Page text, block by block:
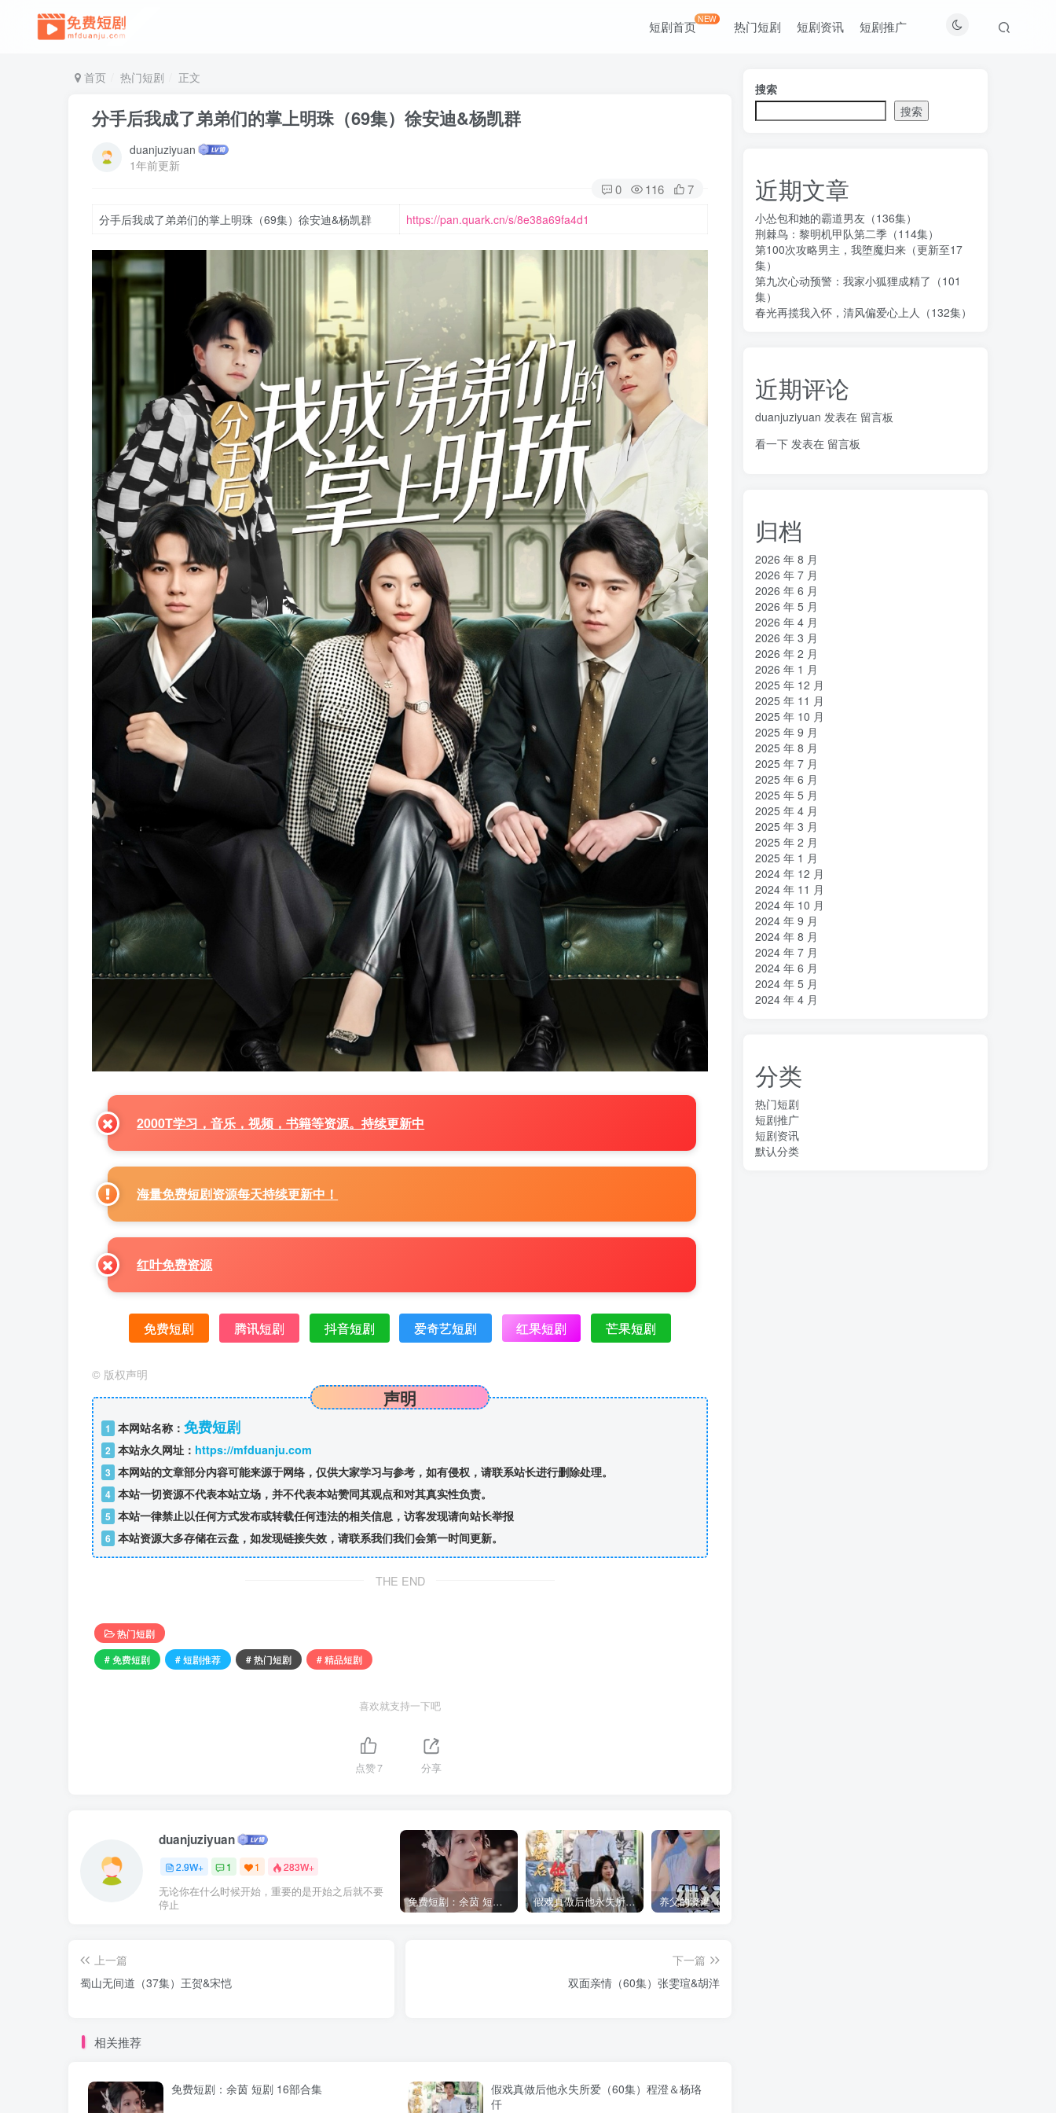
短剧首页NEW 热门短剧 短剧资讯 短剧推广
首页 热门短剧 正文
分手后我成了弟弟们的掌上明珠（69集）徐安迪&杨凯群
duanjuziyuan
1年前更新
0 116 7
分手后我成了弟弟们的掌上明珠（69集）徐安迪&杨凯群 https://pan.quark.cn/s/8e38a69fa4d1
2000T学习，音乐，视频，书籍等资源。持续更新中
海量免费短剧资源每天持续更新中！
红叶免费资源
免费短剧 腾讯短剧 抖音短剧 爱奇艺短剧 红果短剧 芒果短剧
© 版权声明
声明
1 本网站名称： 免费短剧
2 本站永久网址： https://mfduanju.com
3 本网站的文章部分内容可能来源于网络，仅供大家学习与参考，如有侵权，请联系站长进行删除处理。
4 本站一切资源不代表本站立场，并不代表本站赞同其观点和对其真实性负责。
5 本站一律禁止以任何方式发布或转载任何违法的相关信息，访客发现请向站长举报
6 本站资源大多存储在云盘，如发现链接失效，请联系我们我们会第一时间更新。
THE END
热门短剧
# 免费短剧
# 短剧推荐 # 热门短剧 # 精品短剧
喜欢就支持一下吧
点赞7 分享
duanjuziyuan
2.9W+ 1 1 283W+
无论你在什么时候开始，重要的是开始之后就不要
停止
免费短剧：余茵 短剧 16部合集 假戏真做后他永失所爱（60集）程澄＆杨珞仟
上一篇
蜀山无间道（37集）王贺&宋恺
下一篇
双面亲情（60集）张雯瑄&胡洋
相关推荐
免费短剧：余茵 短剧 16部合集
假戏真做后他永失所爱（60集）程澄＆杨珞
仟
搜索
搜索
近期文章
小怂包和她的霸道男友（136集）
荆棘鸟：黎明机甲队第二季（114集）
第100次攻略男主，我堕魔归来（更新至17
集）
第九次心动预警：我家小狐狸成精了（101
集）
春光再揽我入怀，清风偏爱心上人（132集）
近期评论
duanjuziyuan 发表在 留言板
看一下 发表在 留言板
归档
2026 年 8 月
2026 年 7 月
2026 年 6 月
2026 年 5 月
2026 年 4 月
2026 年 3 月
2026 年 2 月
2026 年 1 月
2025 年 12 月
2025 年 11 月
2025 年 10 月
2025 年 9 月
2025 年 8 月
2025 年 7 月
2025 年 6 月
2025 年 5 月
2025 年 4 月
2025 年 3 月
2025 年 2 月
2025 年 1 月
2024 年 12 月
2024 年 11 月
2024 年 10 月
2024 年 9 月
2024 年 8 月
2024 年 7 月
2024 年 6 月
2024 年 5 月
2024 年 4 月
分类
热门短剧
短剧推广
短剧资讯
默认分类